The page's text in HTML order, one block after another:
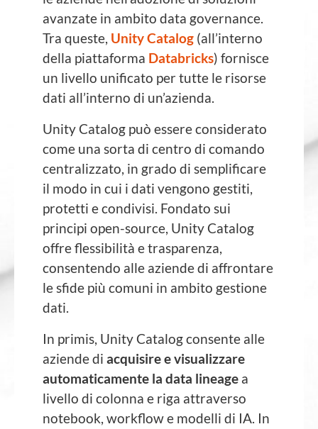
avanzate in ambito data governance.
Tra queste, Unity Catalog (all’interno
della piattaforma Databricks) fornisce
un livello unificato per tutte le risorse
dati all’interno di un’azienda.
Unity Catalog può essere considerato
come una sorta di centro di comando
centralizzato, in grado di semplificare
il modo in cui i dati vengono gestiti,
protetti e condivisi. Fondato sui
principi open-source, Unity Catalog
offre flessibilità e trasparenza,
consentendo alle aziende di affrontare
le sfide più comuni in ambito gestione
dati.
In primis, Unity Catalog consente alle
aziende di acquisire e visualizzare
automaticamente la data lineage a
livello di colonna e riga attraverso
notebook, workflow e modelli di IA. In